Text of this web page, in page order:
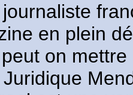
en plein
on